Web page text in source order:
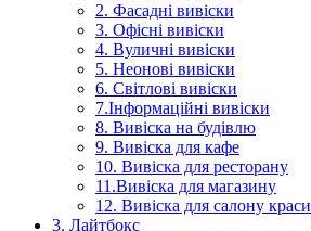
2. Фасадні вивіски
3. Офісні вивіски
4. Вуличні вивіски
5. Неонові вивіски
6. Світлові вивіски
7.Інформаційні вивіски
8. Вивіска на будівлю
9. Вивіска для кафе
10. Вивіска для ресторану
11.Вивіска для магазину
12. Вивіска для салону краси
3. Лайтбокс